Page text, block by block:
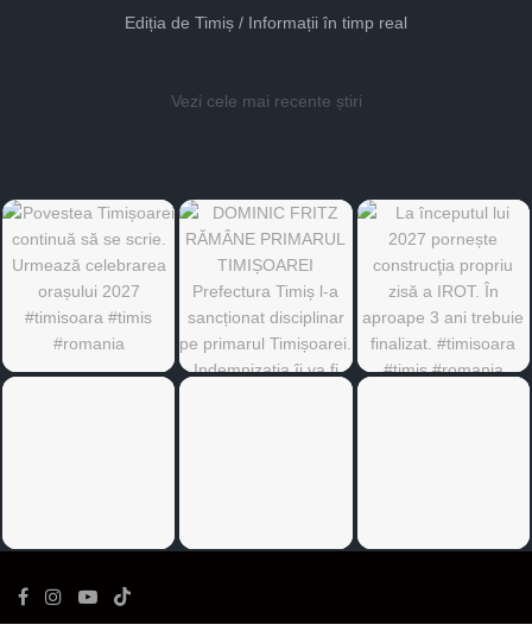
Ediția de Timiș / Informații în timp real
Vezi cele mai recente știri